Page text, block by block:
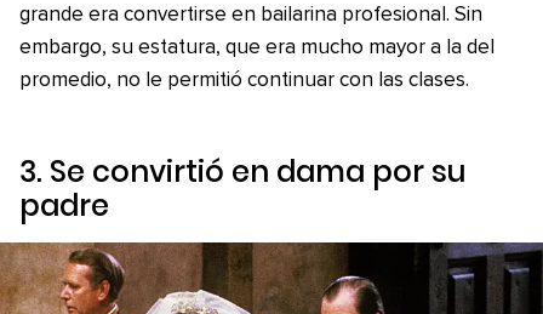
grande era convertirse en bailarina profesional. Sin
embargo, su estatura, que era mucho mayor a la del
promedio, no le permitió continuar con las clases.
3. Se convirtió en dama por su
padre